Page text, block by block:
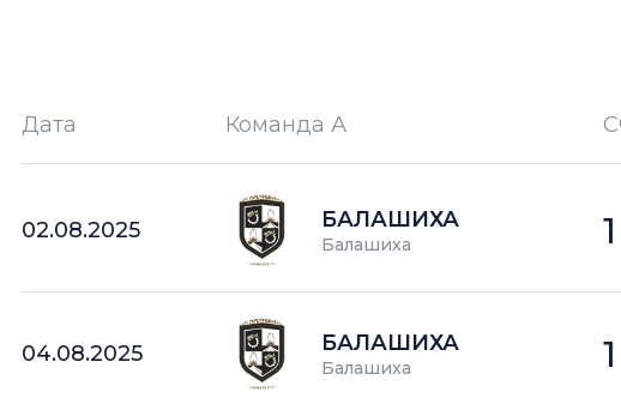
Дата Команда А
02.08.2025 БАЛАШИХА
Балашиха
04.08.2025 БАЛАШИХА
Балашиха